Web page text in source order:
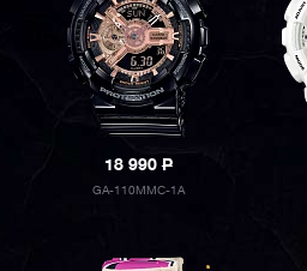
18 990P
GA-110MMC-1A